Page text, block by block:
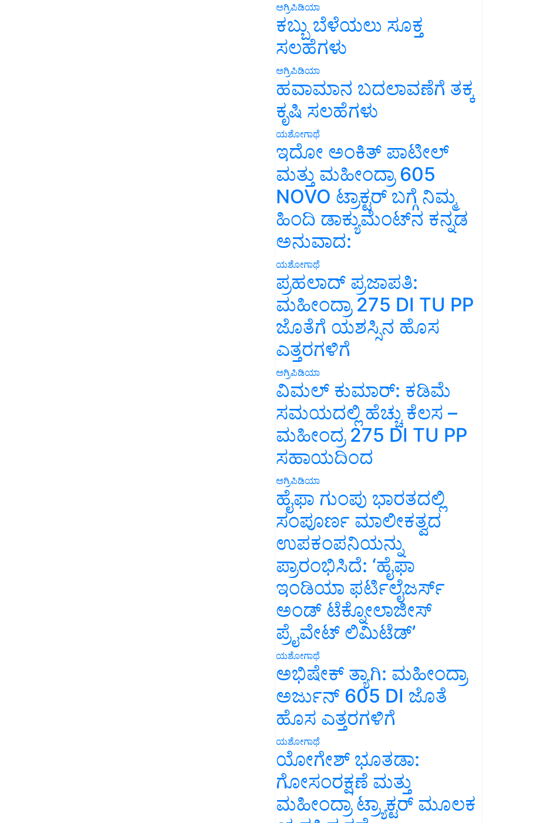
ಅಗ್ರಿಪಿಡಿಯಾ
ಕಬ್ಬು ಬೆಳೆಯಲು ಸೂಕ್ತ
ಸಲಹೆಗಳು
ಅಗ್ರಿಪಿಡಿಯಾ
ಹವಾಮಾನ ಬದಲಾವಣೆಗೆ ತಕ್ಕ
ಕೃಷಿ ಸಲಹೆಗಳು
ಯಶೋಗಾಥೆ
ಇದೋ ಅಂಕಿತ್ ಪಾಟೀಲ್
ಮತ್ತು ಮಹೀಂದ್ರಾ 605
NOVO ಟ್ರಾಕ್ಟರ್ ಬಗ್ಗೆ ನಿಮ್ಮ
ಹಿಂದಿ ಡಾಕ್ಯುಮೆಂಟ್‌ನ ಕನ್ನಡ
ಅನುವಾದ:
ಯಶೋಗಾಥೆ
ಪ್ರಹಲಾದ್ ಪ್ರಜಾಪತಿ:
ಮಹೀಂದ್ರಾ 275 DI TU PP
ಜೊತೆಗೆ ಯಶಸ್ಸಿನ ಹೊಸ
ಎತ್ತರಗಳಿಗೆ
ಅಗ್ರಿಪಿಡಿಯಾ
ವಿಮಲ್ ಕುಮಾರ್: ಕಡಿಮೆ
ಸಮಯದಲ್ಲಿ ಹೆಚ್ಚು ಕೆಲಸ –
ಮಹೀಂದ್ರ 275 DI TU PP
ಸಹಾಯದಿಂದ
ಅಗ್ರಿಪಿಡಿಯಾ
ಹೈಫಾ ಗುಂಪು ಭಾರತದಲ್ಲಿ
ಸಂಪೂರ್ಣ ಮಾಲೀಕತ್ವದ
ಉಪಕಂಪನಿಯನ್ನು
ಪ್ರಾರಂಭಿಸಿದೆ: ‘ಹೈಫಾ
ಇಂಡಿಯಾ ಫರ್ಟಿಲೈಜರ್ಸ್
ಅಂಡ್ ಟೆಕ್ನೋಲಾಜೀಸ್
ಪ್ರೈವೇಟ್ ಲಿಮಿಟೆಡ್’
ಯಶೋಗಾಥೆ
ಅಭಿಷೇಕ್ ತ್ಯಾಗಿ: ಮಹೀಂದ್ರಾ
ಅರ್ಜುನ್ 605 DI ಜೊತೆ
ಹೊಸ ಎತ್ತರಗಳಿಗೆ
ಯಶೋಗಾಥೆ
ಯೋಗೇಶ್ ಭೂತಡಾ:
ಗೋಸಂರಕ್ಷಣೆ ಮತ್ತು
ಮಹೀಂದ್ರಾ ಟ್ರ್ಯಾಕ್ಟರ್ ಮೂಲಕ